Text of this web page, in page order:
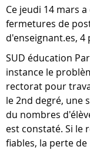
Ce jeudi 14 mars
fermetures de
d'enseignant.es, 4
SUD éducation
instance le
rectorat pour
le 2nd degré, une
du nombres
est constaté. Si le
fiables, la perte de